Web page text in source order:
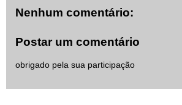
Nenhum comentário:
Postar um comentário
obrigado pela sua participação